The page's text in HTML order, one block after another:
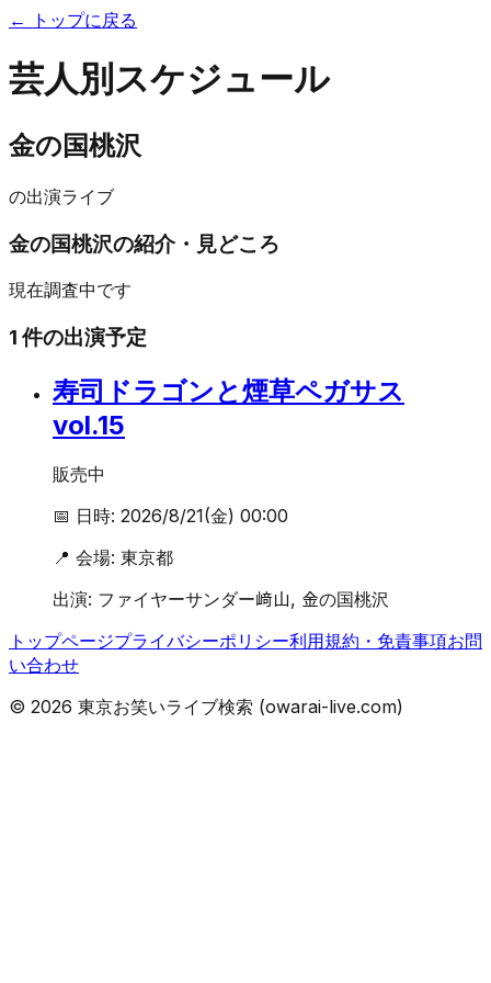
← トップに戻る
芸人別スケジュール
金の国桃沢
の出演ライブ
金の国桃沢の紹介・見どころ
現在調査中です
1 件の出演予定
寿司ドラゴンと煙草ペガサス
vol.15
販売中
📅 日時: 2026/8/21(金) 00:00
📍 会場: 東京都
出演: ファイヤーサンダー﨑山, 金の国桃沢
トップページプライバシーポリシー利用規約・免責事項お問
い合わせ
© 2026 東京お笑いライブ検索 (owarai-live.com)